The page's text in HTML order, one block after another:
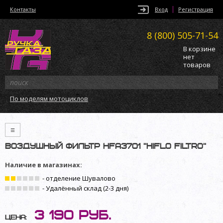
Вход Регистрация
Контакты
8 (800) 505-71-54
В корзине
нет
товаров
По моделям мотоциклов
≡
Воздушный фильтр HFA3701 ”Hiflo Filtro”
Наличие в магазинах:
- отделение Шувалово
- Удалённый склад (2-3 дня)
Цена: 3 190 руб.